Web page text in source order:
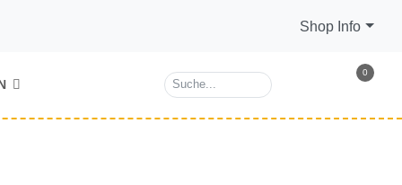
Shop Info
0